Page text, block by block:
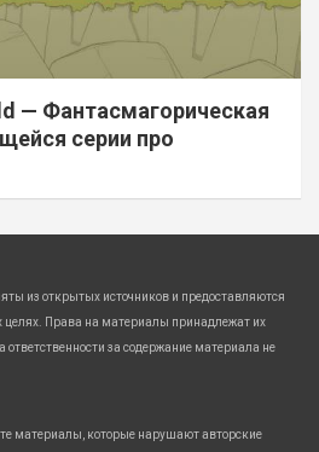
— Фантасмагорическая
серии про
из открытых источников и предоставляются
целях. Права на материалы принадлежат их
за содержание материала не
материалы, которые нарушают авторские